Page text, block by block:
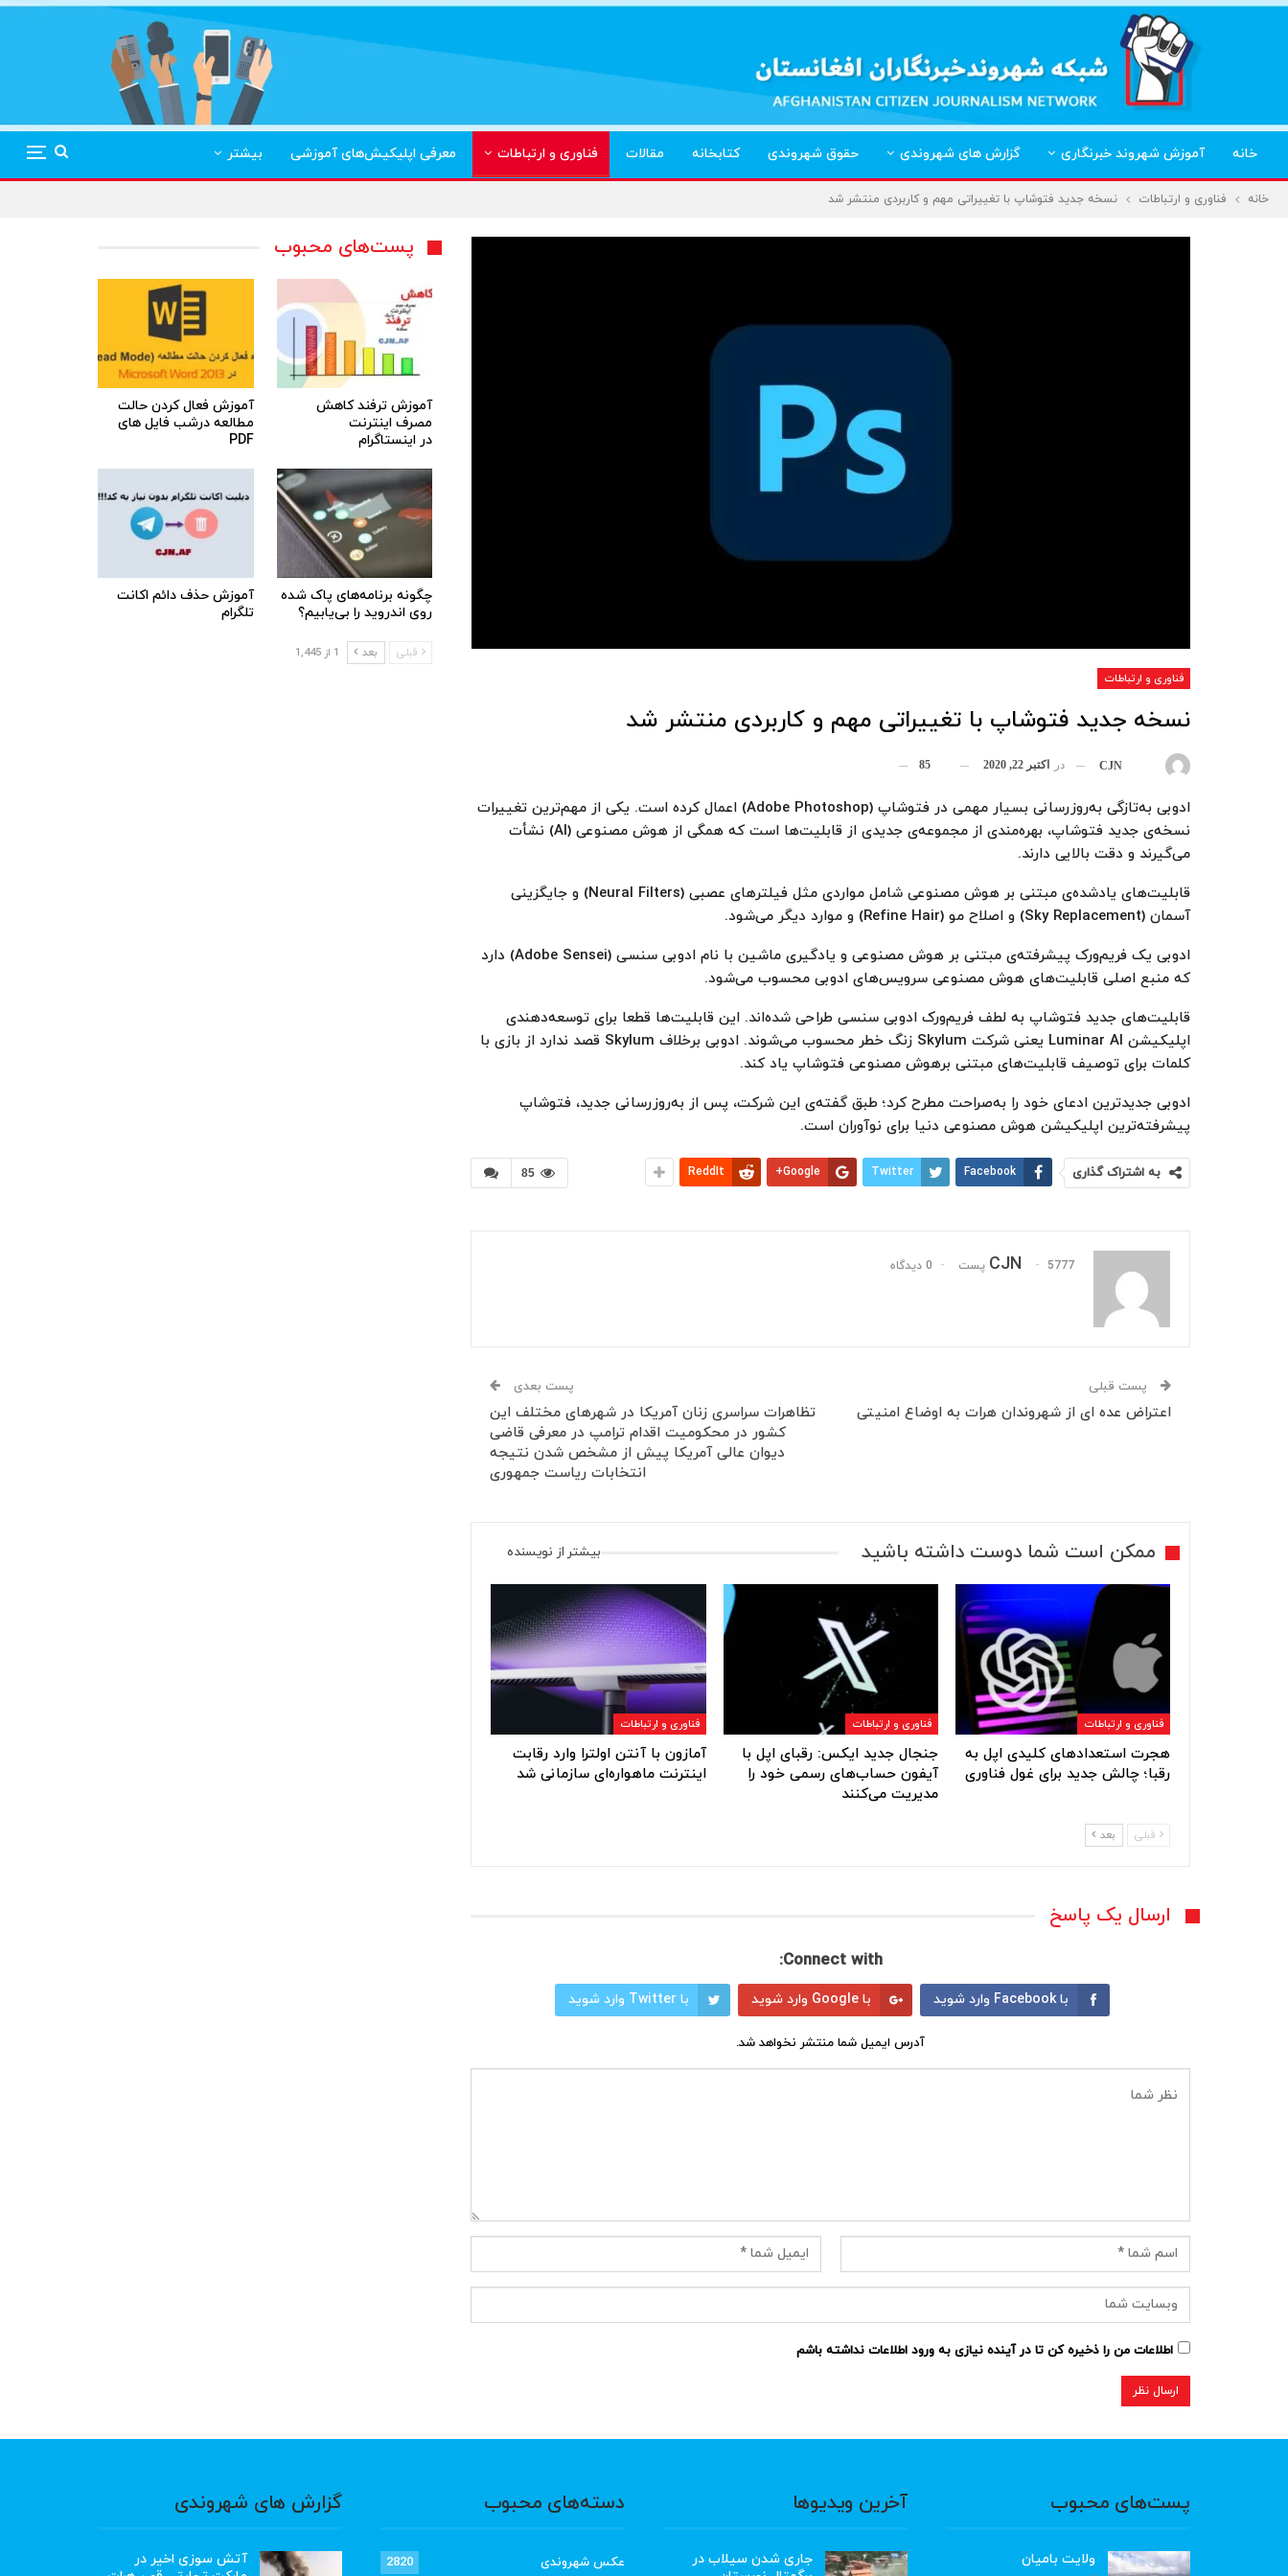
خانه آموزش شهروند خبرنگاری گزارش های شهروندی حقوق شهروندی کتابخانه مقالات فناوری و ارتباطات معرفی اپلیکیش‌های آموزشی بیشتر
خانه فناوری و ارتباطات نسخه جدید فتوشاپ با تغییراتی مهم و کاربردی منتشر شد
فناوری و ارتباطات
نسخه جدید فتوشاپ با تغییراتی مهم و کاربردی منتشر شد
CJN در اکتبر 22, 2020 85
ادوبی به‌تازگی به‌روزرسانی بسیار مهمی در فتوشاپ (Adobe Photoshop) اعمال کرده است. یکی از مهم‌ترین تغییرات
نسخه‌ی جدید فتوشاپ، بهره‌مندی از مجموعه‌ی جدیدی از قابلیت‌ها است که همگی از هوش مصنوعی (AI) نشأت
می‌گیرند و دقت بالایی دارند.
قابلیت‌های یادشده‌ی مبتنی‌ بر هوش مصنوعی شامل مواردی مثل فیلترهای عصبی (Neural Filters) و جایگزینی
آسمان (Sky Replacement) و اصلاح مو (Refine Hair) و موارد دیگر می‌شود.
ادوبی یک فریم‌ورک پیشرفته‌ی مبتنی ‌بر هوش مصنوعی و یادگیری ماشین با نام ادوبی سنسی (Adobe Sensei) دارد
که منبع اصلی قابلیت‌های هوش مصنوعی سرویس‌های ادوبی محسوب می‌شود.
قابلیت‌های جدید فتوشاپ به ‌لطف فریم‌ورک ادوبی سنسی طراحی شده‌اند. این قابلیت‌ها قطعا برای توسعه‌دهند‌ی
اپلیکیشن Luminar AI یعنی شرکت Skylum زنگ خطر محسوب می‌شوند. ادوبی برخلاف Skylum قصد ندارد از بازی با
کلمات برای توصیف قابلیت‌های مبتنی برهوش مصنوعی‌ فتوشاپ یاد کند.
ادوبی جدیدترین ادعای خود را به‌صراحت مطرح کرد؛ طبق گفته‌ی این شرکت، پس از به‌روزرسانی جدید، فتوشاپ
پیشرفته‌ترین اپلیکیشن هوش مصنوعی دنیا برای نوآوران است.
85 به اشتراک گذاری Facebook
Twitter
Google+
ReddIt
CJN 5777 پست 0 دیدگاه
پست قبلی
اعتراض عده ای از شهروندان هرات به اوضاع امنیتی
پست بعدی
تظاهرات سراسری زنان آمریکا در شهرهای مختلف این
کشور در محکومیت اقدام ترامپ در معرفی قاضی
دیوان عالی آمریکا پیش از مشخص شدن نتیجه
انتخابات ریاست جمهوری
ممکن است شما دوست داشته باشید بیشتر از نویسنده
فناوری و ارتباطات
هجرت استعدادهای کلیدی اپل به
رقبا؛ چالش جدید برای غول فناوری
فناوری و ارتباطات
جنجال جدید ایکس: رقبای اپل با
آیفون حساب‌های رسمی خود را
مدیریت می‌کنند
فناوری و ارتباطات
آمازون با آنتن اولترا وارد رقابت
اینترنت ماهواره‌ای سازمانی شد
قبلی بعد
ارسال یک پاسخ
Connect with:
با Facebook وارد شوید با Google وارد شوید با Twitter وارد شوید
آدرس ایمیل شما منتشر نخواهد شد.
اطلاعات من را ذخیره کن تا در آینده نیازی به ورود اطلاعات نداشته باشم
پست‌های محبوب
آموزش ترفند کاهش
مصرف اینترنت
در اینستاگرام
آموزش فعال کردن حالت
مطالعه درشب فایل های
PDF
چگونه برنامه‌های پاک شده
روی اندروید را بی‌یابیم؟
آموزش حذف دائم اکانت
تلگرام
قبلی بعد 1 از 1,445
پست‌های محبوب
ولایت بامیان
آخرین ویدیوها
جاری شدن سیلاب در
دسته‌های محبوب
عکس شهروندی 2820
گزارش های شهروندی
آتش سوزی اخیر در